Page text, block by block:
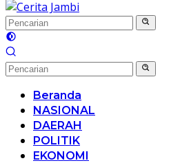
Beranda
NASIONAL
DAERAH
POLITIK
EKONOMI